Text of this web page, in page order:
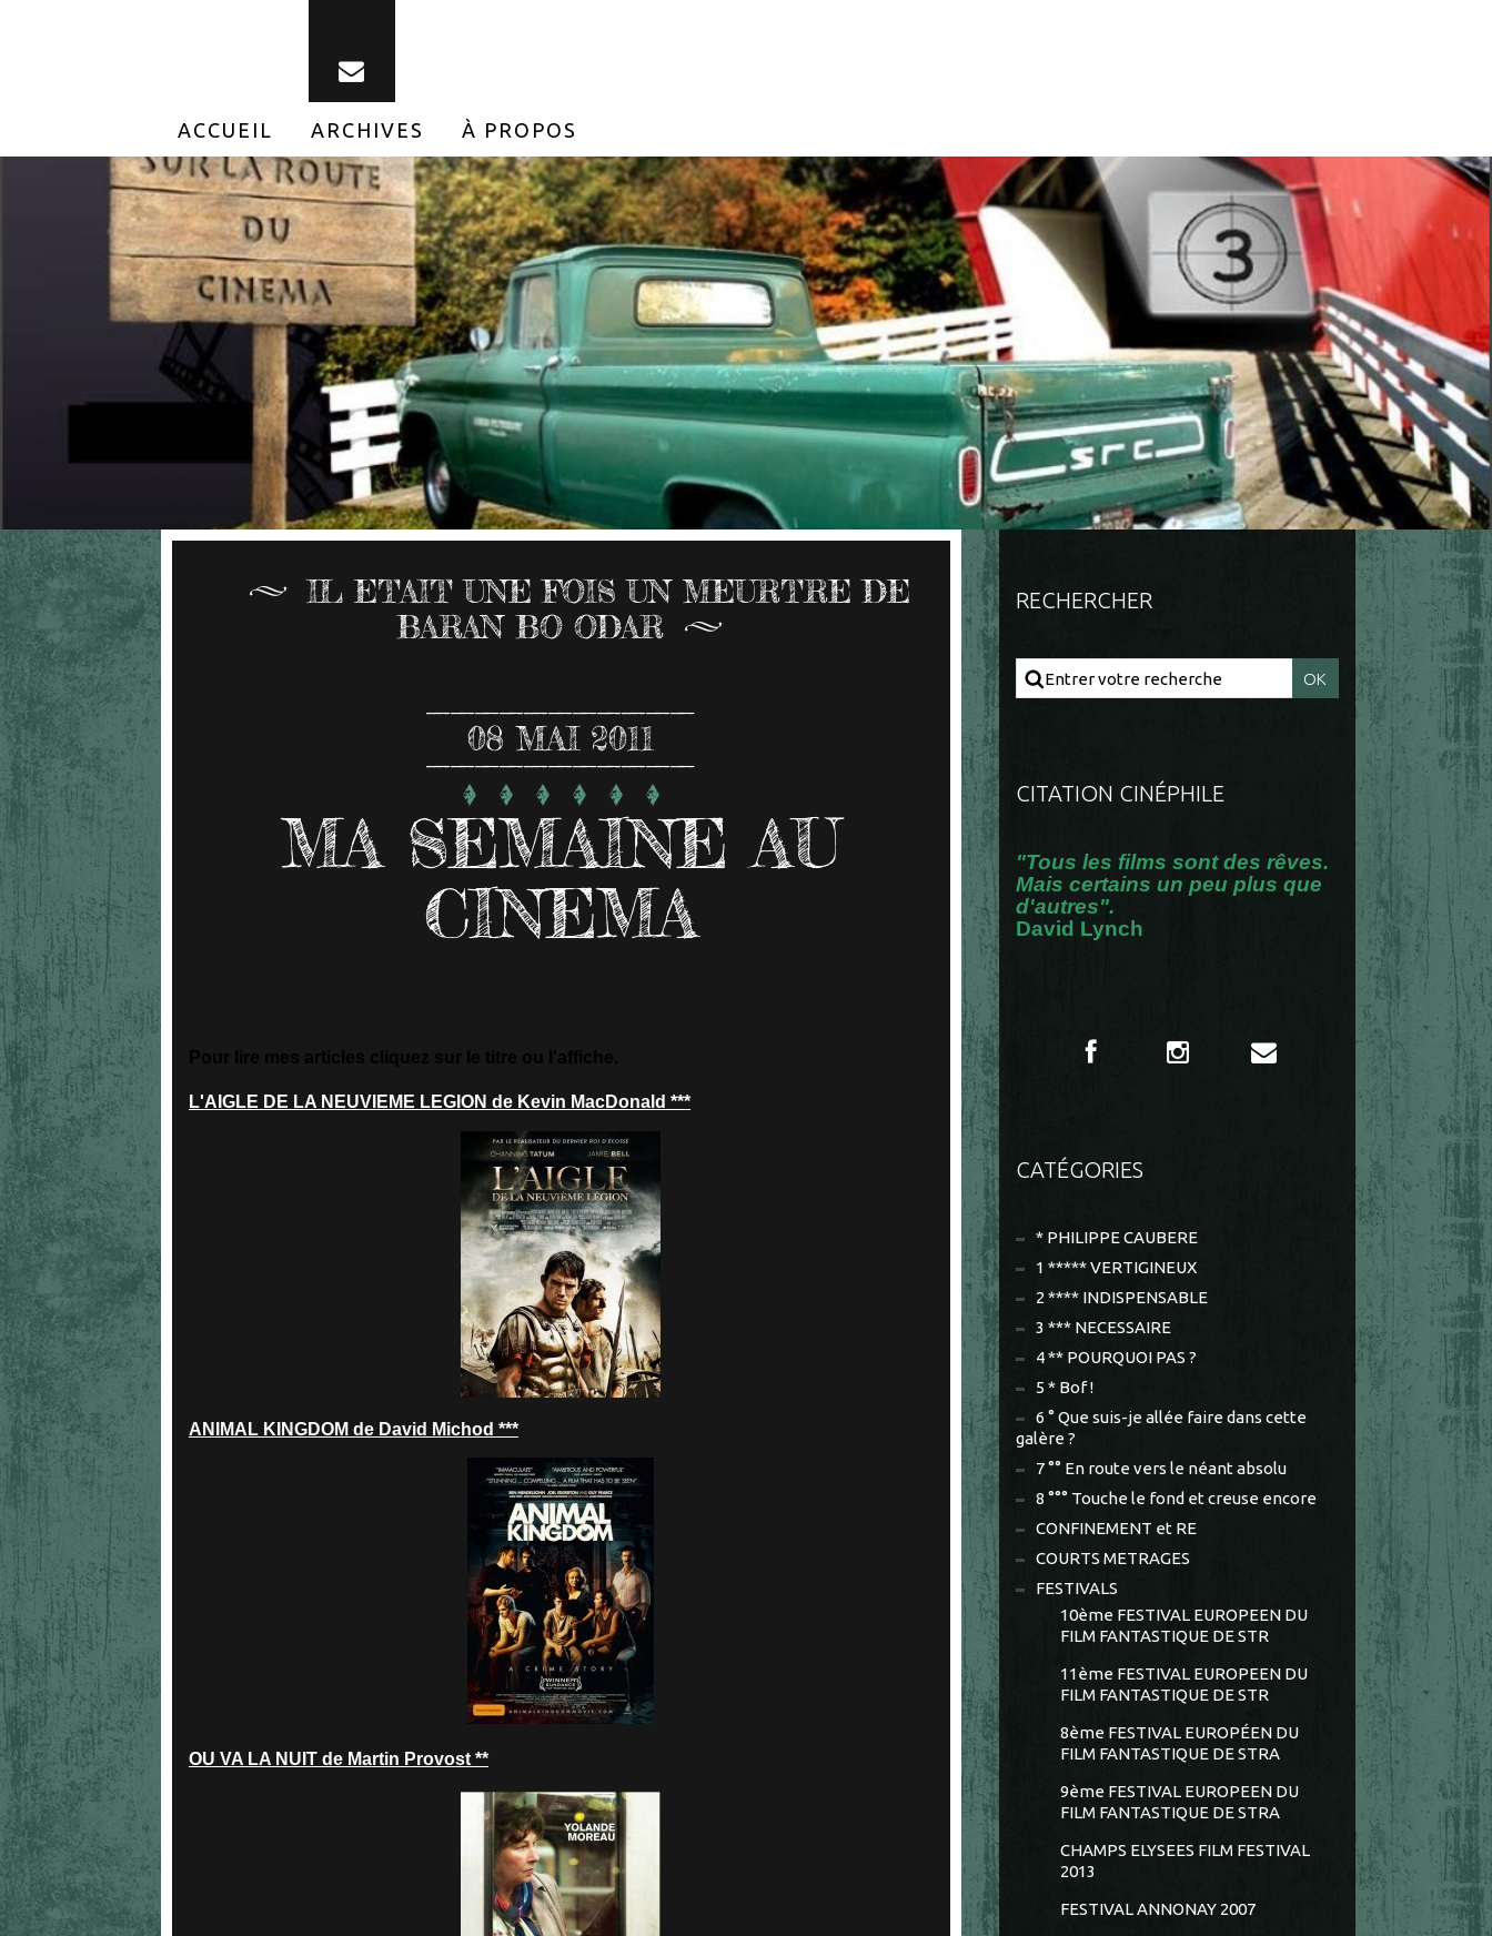
ACCUEIL ARCHIVES À PROPOS
IL ETAIT UNE FOIS UN MEURTRE DE
BARAN BO ODAR
08 MAI 2011
MA SEMAINE AU
CINEMA
L'AIGLE DE LA NEUVIEME LEGION de Kevin MacDonald ***
ANIMAL KINGDOM de David Michod ***
OU VA LA NUIT de Martin Provost **
RECHERCHER
CITATION CINÉPHILE
"Tous les films sont des rêves.
Mais certains un peu plus que
d'autres".
David Lynch
CATÉGORIES
* PHILIPPE CAUBERE
1 ***** VERTIGINEUX
2 **** INDISPENSABLE
3 *** NECESSAIRE
4 ** POURQUOI PAS ?
5 * Bof !
6 ° Que suis-je allée faire dans cette
galère ?
7 °° En route vers le néant absolu
8 °°° Touche le fond et creuse encore
CONFINEMENT et RE
COURTS METRAGES
FESTIVALS
10ème FESTIVAL EUROPEEN DU
FILM FANTASTIQUE DE STR
11ème FESTIVAL EUROPEEN DU
FILM FANTASTIQUE DE STR
8ème FESTIVAL EUROPÉEN DU
FILM FANTASTIQUE DE STRA
9ème FESTIVAL EUROPEEN DU
FILM FANTASTIQUE DE STRA
CHAMPS ELYSEES FILM FESTIVAL
2013
FESTIVAL ANNONAY 2007